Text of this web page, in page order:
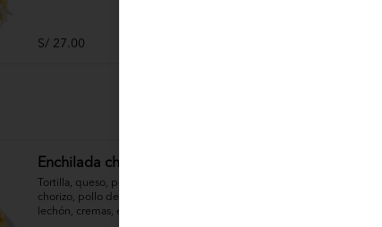
S/ 27.00
Enchilada chacarera
Tortilla, queso, pollo deshilachado,
chorizo, pollo deshilachado, pavo,
lechón, cremas, ensaladas, papas al